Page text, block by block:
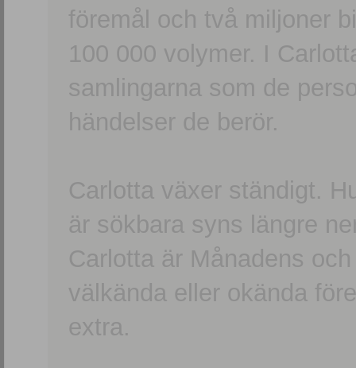
föremål och två miljoner
100 000 volymer. I
samlingarna som de
händelser de berör.
Carlotta växer ständigt.
är sökbara syns längre
Carlotta är Månadens
välkända eller okända
extra.